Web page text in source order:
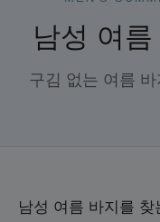
남성 여
구김 없는 여름
남성 여름 바지를